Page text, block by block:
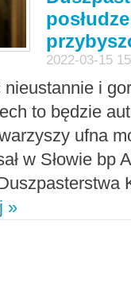
2022-03-15
i
to będzie
ufna
w Słowie bp
»